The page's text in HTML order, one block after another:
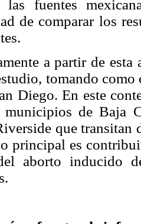
las fuentes
de comparar los
a partir de
tomando
Diego. En este
de Baja
que transitan
principal es
aborto inducido